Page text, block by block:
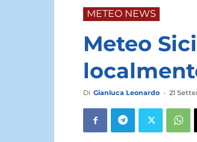
METEO NEWS
Meteo
Di Gianluca Leonardo - 21